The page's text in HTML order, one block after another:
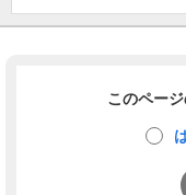
このペー